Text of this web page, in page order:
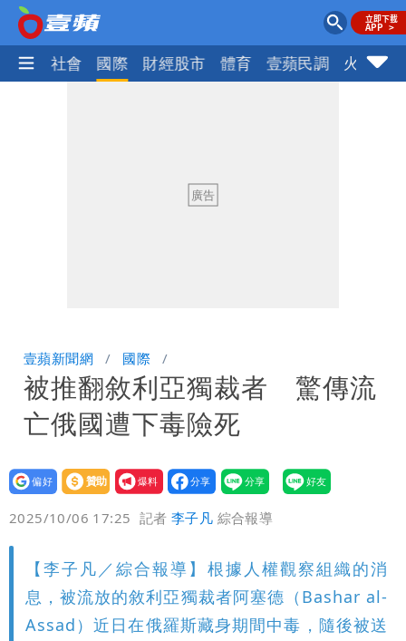
政治 社會 國際 財經股市 體育 壹蘋民調 火線話
壹蘋新聞網 國際
被推翻敘利亞獨裁者 驚傳流
亡俄國遭下毒險死
設為
贊助
我要
爆料
2025/10/06 17:25 記者李子凡 綜合報導
【李子凡／綜合報導】根據人權觀察組織的消
息，被流放的敘利亞獨裁者阿塞德（Bashar al-
Assad）近日在俄羅斯藏身期間中毒，隨後被送